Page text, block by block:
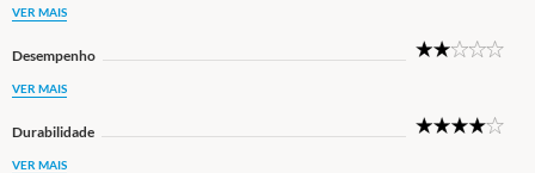
VER MAIS
Desempenho
VER MAIS
Durabilidade
VER MAIS